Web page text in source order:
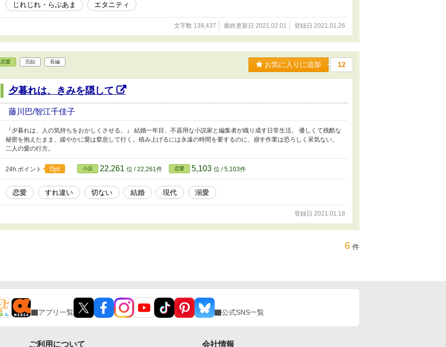
じれじれ・らぶあま
エタニティ
文字数 139,437 最終更新日 2021.02.01 登録日 2021.01.26
恋愛 完結 長編 お気に入りに追加 12
夕暮れは、きみを隠して
藤川巴/智江千佳子
『夕暮れは、人の気持ちをおかしくさせる。』 結婚一年目、不器用な小説家と編集者が織り成す日常生活。 優しくて残酷な
秘密を抱えたまま、緩やかに愛は窒息して行く。積み上げるには永遠の時間を要するのに、崩す作業は恐ろしく呆気ない。
二人の愛の行方。
24h.ポイント 0pt 小説 22,261 位 / 22,261件 恋愛 5,103 位 / 5,103件
恋愛 すれ違い 切ない 結婚 現代 溺愛
登録日 2021.01.18
6 件
アプリ一覧 公式SNS一覧
ご利用について 会社情報